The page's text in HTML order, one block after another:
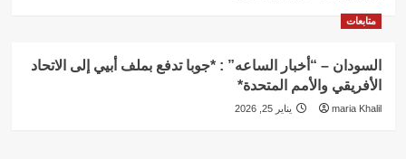
متابعات
السودان – “أخبار الساعه” : *جوبا تدفع بملف أبيي إلى الاتحاد
الأفريقي والأمم المتحدة*
maria Khalil يناير 25, 2026